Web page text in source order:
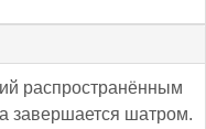
распространённым
завершается шатром.